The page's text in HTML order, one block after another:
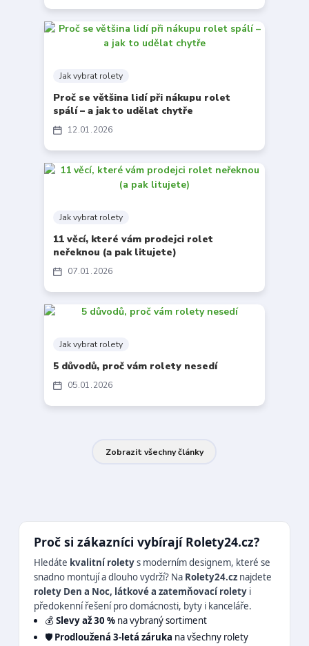
12 01 2026
Jak vybrat rolety
Proč se většina lidí při nákupu rolet
spálí – a jak to udělat chytře
07 01 2026
Jak vybrat rolety
11 věcí, které vám prodejci rolet
neřeknou (a pak litujete)
05 01 2026
Jak vybrat rolety
5 důvodů, proč vám rolety nesedí
Zobrazit všechny články
Proč si zákazníci vybírají Rolety24.cz?
Hledáte kvalitní roletys moderním designem, které se
snadno montují a dlouho vydrží? Na Rolety24.cz najdete
rolety Den a Noc, látkové a zatemňovací rolety i
předokenní řešení pro domácnosti, byty i kanceláře.
💰 Slevy až 30 %na vybraný sortiment
🛡️ Prodloužená 3-letá záruka na všechny rolety